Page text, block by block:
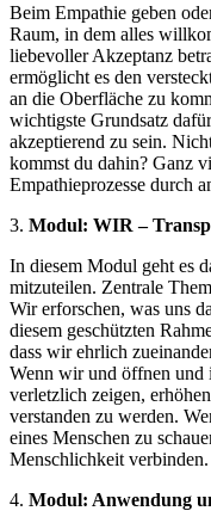
Beim Empathie geben
Raum, in dem alles
liebevoller Akzeptanz
ermöglicht es den
an die Oberfläche zu
wichtigste Grundsatz
akzeptierend zu sein.
kommst du dahin? Ganz
Empathieprozesse durch
3. Modul: WIR –
In diesem Modul geht es
mitzuteilen. Zentrale
Wir erforschen, was uns
diesem geschützten
dass wir ehrlich
Wenn wir und öffnen und
verletzlich zeigen,
verstanden zu werden.
eines Menschen zu
Menschlichkeit verbinden.
4. Modul: Anwendung